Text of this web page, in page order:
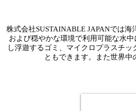
株式会社SUSTAINABLE JAPANでは
および穏やかな環境で利用可能な水
し浮遊するゴミ、マイクロプラスチ
ともできます。また世界中